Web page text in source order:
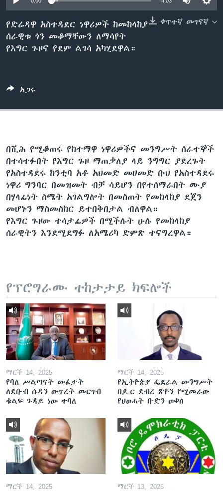
ቋንቋዎች
ቀጥተኛ መገናኛ
የድሬዳዋ አስተዳደር ነዋሪዎች ከመከላከያ
ሰራዊቱ ጎን መቆማቸውን ለማሳየት
የእግር ጉዞና የደም ልገሳ አካሂደዋል።
አጋሩ
በሺሕ የሚቆጠሩ የከተማዋ ነዋሪዎችና መንግሥት ሰራተኞች
በተሳተፉበት የእግር ጉዞ ማጠቃለያ ላይ ንግግር ያደረጉት
የአስተዳደሩ ከንቲባ አቶ አህመድ መሀመድ ቡህ የአስተዳደሩ
ነዋሪ ግንባር በመዝመት ብቻ ሳይሆን በየተሰማራበት ሙያ
በሃላፊነት ስሜት አገልግሎት በመስጠት የመከላከያ ደጀን
መሆኑን ማስመስከር ይተበቅበታል ብለዋል።
የእግር ጉዞው ተሳታፊዎች በሚችሉት ሁሉ የመከላከያ
ሰራዊትን እንደሚደግፉ ለአሜሪካ ድምጽ ተናግረዋል።
የፕሮግራሙ ተከታታይ ክፍሎች
ማርች 14, 2025
የባለ ሥልጣናት መፈታት
ለደቡብ ሱዳን ውጥረት መርገብ
ቁልፍ ጉዳይ ነው ተባለ
ማርች 14, 2025
የኢትዮጵያ ፌደራል መንግሥት
በዶ.ር ደብረ ጽዮን የሚመራው
የህወሓት ቡድን ወቀሰ
ማርች 14, 2025 ማርች 13, 2025